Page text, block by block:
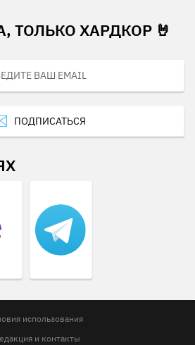
ТОЛЬКО ХАРДКОР 🤘
ПОДПИСАТЬСЯ
использования
и контакты